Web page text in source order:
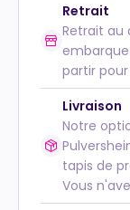
Retrait
Retrait au
partir
Livraison
Notre
tapis de
Vous